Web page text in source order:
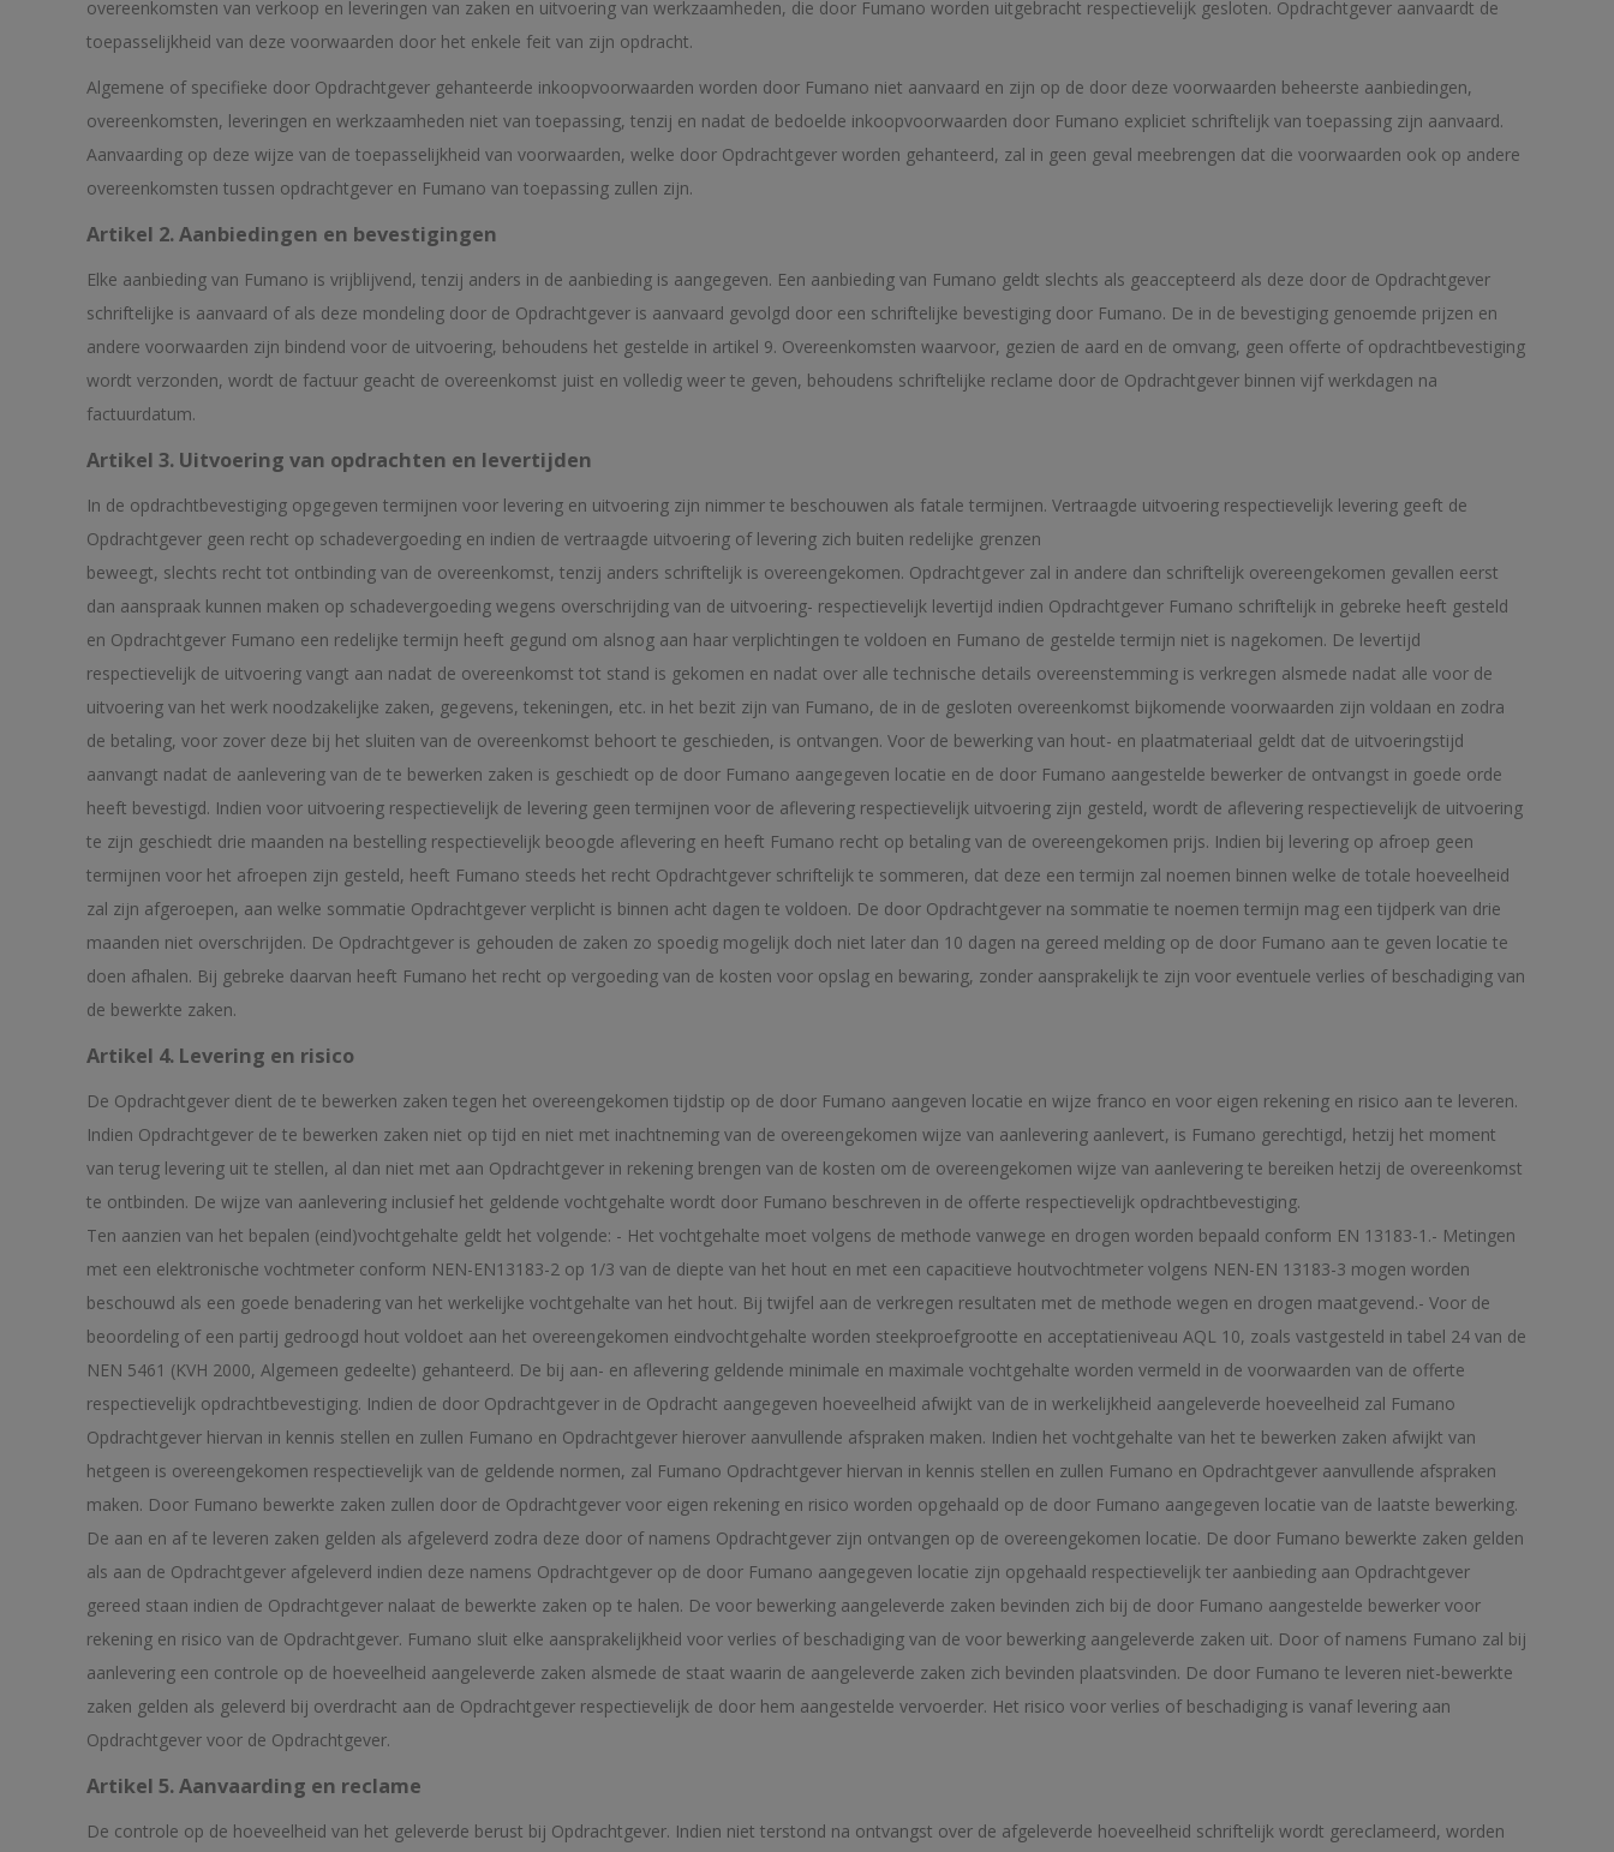
overeenkomsten van verkoop en leveringen van zaken en uitvoering van werkzaamheden, die door Fumano worden uitgebracht respectievelijk gesloten. Opdrachtgever aanvaardt de
toepasselijkheid van deze voorwaarden door het enkele feit van zijn opdracht.
Algemene of specifieke door Opdrachtgever gehanteerde inkoopvoorwaarden worden door Fumano niet aanvaard en zijn op de door deze voorwaarden beheerste aanbiedingen,
overeenkomsten, leveringen en werkzaamheden niet van toepassing, tenzij en nadat de bedoelde inkoopvoorwaarden door Fumano expliciet schriftelijk van toepassing zijn aanvaard.
Aanvaarding op deze wijze van de toepasselijkheid van voorwaarden, welke door Opdrachtgever worden gehanteerd, zal in geen geval meebrengen dat die voorwaarden ook op andere
overeenkomsten tussen opdrachtgever en Fumano van toepassing zullen zijn.
Artikel 2. Aanbiedingen en bevestigingen
Elke aanbieding van Fumano is vrijblijvend, tenzij anders in de aanbieding is aangegeven. Een aanbieding van Fumano geldt slechts als geaccepteerd als deze door de Opdrachtgever
schriftelijke is aanvaard of als deze mondeling door de Opdrachtgever is aanvaard gevolgd door een schriftelijke bevestiging door Fumano. De in de bevestiging genoemde prijzen en
andere voorwaarden zijn bindend voor de uitvoering, behoudens het gestelde in artikel 9. Overeenkomsten waarvoor, gezien de aard en de omvang, geen offerte of opdrachtbevestiging
wordt verzonden, wordt de factuur geacht de overeenkomst juist en volledig weer te geven, behoudens schriftelijke reclame door de Opdrachtgever binnen vijf werkdagen na
factuurdatum.
Artikel 3. Uitvoering van opdrachten en levertijden
In de opdrachtbevestiging opgegeven termijnen voor levering en uitvoering zijn nimmer te beschouwen als fatale termijnen. Vertraagde uitvoering respectievelijk levering geeft de
Opdrachtgever geen recht op schadevergoeding en indien de vertraagde uitvoering of levering zich buiten redelijke grenzen
beweegt, slechts recht tot ontbinding van de overeenkomst, tenzij anders schriftelijk is overeengekomen. Opdrachtgever zal in andere dan schriftelijk overeengekomen gevallen eerst
dan aanspraak kunnen maken op schadevergoeding wegens overschrijding van de uitvoering- respectievelijk levertijd indien Opdrachtgever Fumano schriftelijk in gebreke heeft gesteld
en Opdrachtgever Fumano een redelijke termijn heeft gegund om alsnog aan haar verplichtingen te voldoen en Fumano de gestelde termijn niet is nagekomen. De levertijd
respectievelijk de uitvoering vangt aan nadat de overeenkomst tot stand is gekomen en nadat over alle technische details overeenstemming is verkregen alsmede nadat alle voor de
uitvoering van het werk noodzakelijke zaken, gegevens, tekeningen, etc. in het bezit zijn van Fumano, de in de gesloten overeenkomst bijkomende voorwaarden zijn voldaan en zodra
de betaling, voor zover deze bij het sluiten van de overeenkomst behoort te geschieden, is ontvangen. Voor de bewerking van hout- en plaatmateriaal geldt dat de uitvoeringstijd
aanvangt nadat de aanlevering van de te bewerken zaken is geschiedt op de door Fumano aangegeven locatie en de door Fumano aangestelde bewerker de ontvangst in goede orde
heeft bevestigd. Indien voor uitvoering respectievelijk de levering geen termijnen voor de aflevering respectievelijk uitvoering zijn gesteld, wordt de aflevering respectievelijk de uitvoering
te zijn geschiedt drie maanden na bestelling respectievelijk beoogde aflevering en heeft Fumano recht op betaling van de overeengekomen prijs. Indien bij levering op afroep geen
termijnen voor het afroepen zijn gesteld, heeft Fumano steeds het recht Opdrachtgever schriftelijk te sommeren, dat deze een termijn zal noemen binnen welke de totale hoeveelheid
zal zijn afgeroepen, aan welke sommatie Opdrachtgever verplicht is binnen acht dagen te voldoen. De door Opdrachtgever na sommatie te noemen termijn mag een tijdperk van drie
maanden niet overschrijden. De Opdrachtgever is gehouden de zaken zo spoedig mogelijk doch niet later dan 10 dagen na gereed melding op de door Fumano aan te geven locatie te
doen afhalen. Bij gebreke daarvan heeft Fumano het recht op vergoeding van de kosten voor opslag en bewaring, zonder aansprakelijk te zijn voor eventuele verlies of beschadiging van
de bewerkte zaken.
Artikel 4. Levering en risico
De Opdrachtgever dient de te bewerken zaken tegen het overeengekomen tijdstip op de door Fumano aangeven locatie en wijze franco en voor eigen rekening en risico aan te leveren.
Indien Opdrachtgever de te bewerken zaken niet op tijd en niet met inachtneming van de overeengekomen wijze van aanlevering aanlevert, is Fumano gerechtigd, hetzij het moment
van terug levering uit te stellen, al dan niet met aan Opdrachtgever in rekening brengen van de kosten om de overeengekomen wijze van aanlevering te bereiken hetzij de overeenkomst
te ontbinden. De wijze van aanlevering inclusief het geldende vochtgehalte wordt door Fumano beschreven in de offerte respectievelijk opdrachtbevestiging.
Ten aanzien van het bepalen (eind)vochtgehalte geldt het volgende: - Het vochtgehalte moet volgens de methode vanwege en drogen worden bepaald conform EN 13183-1.- Metingen
met een elektronische vochtmeter conform NEN-EN13183-2 op 1/3 van de diepte van het hout en met een capacitieve houtvochtmeter volgens NEN-EN 13183-3 mogen worden
beschouwd als een goede benadering van het werkelijke vochtgehalte van het hout. Bij twijfel aan de verkregen resultaten met de methode wegen en drogen maatgevend.- Voor de
beoordeling of een partij gedroogd hout voldoet aan het overeengekomen eindvochtgehalte worden steekproefgrootte en acceptatieniveau AQL 10, zoals vastgesteld in tabel 24 van de
NEN 5461 (KVH 2000, Algemeen gedeelte) gehanteerd. De bij aan- en aflevering geldende minimale en maximale vochtgehalte worden vermeld in de voorwaarden van de offerte
respectievelijk opdrachtbevestiging. Indien de door Opdrachtgever in de Opdracht aangegeven hoeveelheid afwijkt van de in werkelijkheid aangeleverde hoeveelheid zal Fumano
Opdrachtgever hiervan in kennis stellen en zullen Fumano en Opdrachtgever hierover aanvullende afspraken maken. Indien het vochtgehalte van het te bewerken zaken afwijkt van
hetgeen is overeengekomen respectievelijk van de geldende normen, zal Fumano Opdrachtgever hiervan in kennis stellen en zullen Fumano en Opdrachtgever aanvullende afspraken
maken. Door Fumano bewerkte zaken zullen door de Opdrachtgever voor eigen rekening en risico worden opgehaald op de door Fumano aangegeven locatie van de laatste bewerking.
De aan en af te leveren zaken gelden als afgeleverd zodra deze door of namens Opdrachtgever zijn ontvangen op de overeengekomen locatie. De door Fumano bewerkte zaken gelden
als aan de Opdrachtgever afgeleverd indien deze namens Opdrachtgever op de door Fumano aangegeven locatie zijn opgehaald respectievelijk ter aanbieding aan Opdrachtgever
gereed staan indien de Opdrachtgever nalaat de bewerkte zaken op te halen. De voor bewerking aangeleverde zaken bevinden zich bij de door Fumano aangestelde bewerker voor
rekening en risico van de Opdrachtgever. Fumano sluit elke aansprakelijkheid voor verlies of beschadiging van de voor bewerking aangeleverde zaken uit. Door of namens Fumano zal bij
aanlevering een controle op de hoeveelheid aangeleverde zaken alsmede de staat waarin de aangeleverde zaken zich bevinden plaatsvinden. De door Fumano te leveren niet-bewerkte
zaken gelden als geleverd bij overdracht aan de Opdrachtgever respectievelijk de door hem aangestelde vervoerder. Het risico voor verlies of beschadiging is vanaf levering aan
Opdrachtgever voor de Opdrachtgever.
Artikel 5. Aanvaarding en reclame
De controle op de hoeveelheid van het geleverde berust bij Opdrachtgever. Indien niet terstond na ontvangst over de afgeleverde hoeveelheid schriftelijk wordt gereclameerd, worden